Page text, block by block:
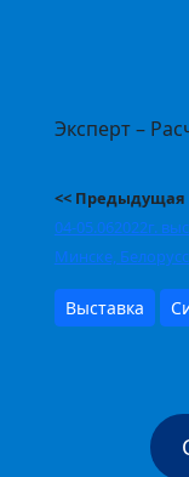
Эксперт –
<< Предыдущая
04-05.062022г.
Минске,
Выставка